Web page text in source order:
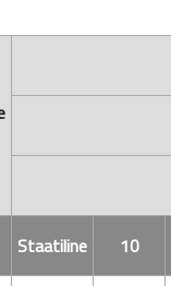
Staatiline 10